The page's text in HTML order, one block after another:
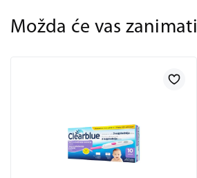
Možda će vas zanimati